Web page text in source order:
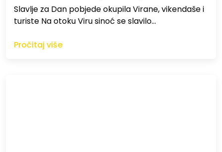
Slavlje za Dan pobjede okupila Virane, vikendaše i
turiste Na otoku Viru sinoć se slavilo…
Pročitaj više